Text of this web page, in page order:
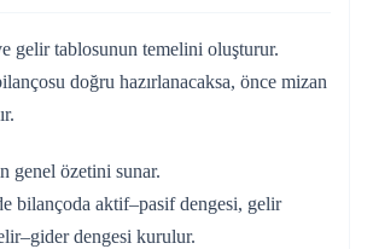
gelir tablosunun temelini oluşturur.
doğru hazırlanacaksa, önce mizan
genel özetini sunar.
bilançoda aktif–pasif dengesi, gelir
dengesi kurulur.